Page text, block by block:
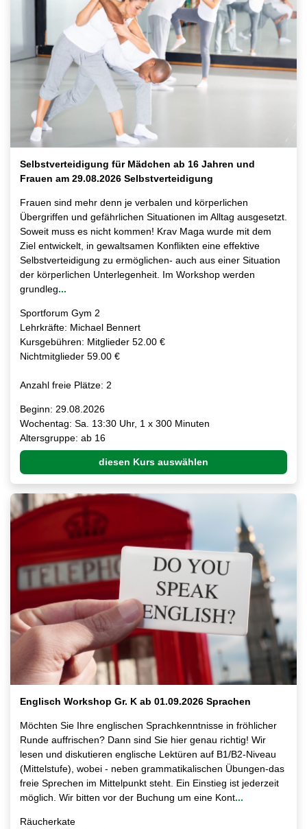
Selbstverteidigung für Mädchen ab 16 Jahren und
Frauen am 29.08.2026 Selbstverteidigung
Frauen sind mehr denn je verbalen und körperlichen
Übergriffen und gefährlichen Situationen im Alltag ausgesetzt.
Soweit muss es nicht kommen! Krav Maga wurde mit dem
Ziel entwickelt, in gewaltsamen Konflikten eine effektive
Selbstverteidigung zu ermöglichen- auch aus einer Situation
der körperlichen Unterlegenheit. Im Workshop werden
grundleg...
Sportforum Gym 2
Lehrkräfte: Michael Bennert
Kursgebühren: Mitglieder 52.00 €
Nichtmitglieder 59.00 €
Anzahl freie Plätze: 2
Beginn: 29.08.2026
Wochentag: Sa. 13:30 Uhr, 1 x 300 Minuten
Altersgruppe: ab 16
diesen Kurs auswählen
Englisch Workshop Gr. K ab 01.09.2026 Sprachen
Möchten Sie Ihre englischen Sprachkenntnisse in fröhlicher
Runde auffrischen? Dann sind Sie hier genau richtig! Wir
lesen und diskutieren englische Lektüren auf B1/B2-Niveau
(Mittelstufe), wobei - neben grammatikalischen Übungen-das
freie Sprechen im Mittelpunkt steht. Ein Einstieg ist jederzeit
möglich. Wir bitten vor der Buchung um eine Kont...
Räucherkate